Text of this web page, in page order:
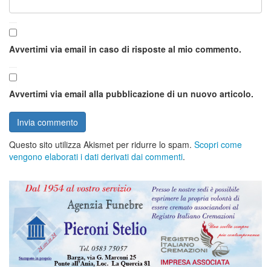
Avvertimi via email in caso di risposte al mio commento.
Avvertimi via email alla pubblicazione di un nuovo articolo.
Questo sito utilizza Akismet per ridurre lo spam. Scopri come
vengono elaborati i dati derivati dai commenti.